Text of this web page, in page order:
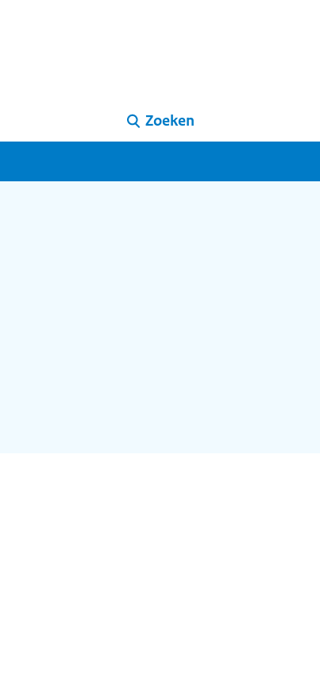
Zoeken